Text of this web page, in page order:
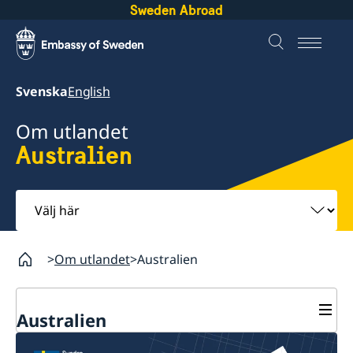
Sweden Abroad
SvenskaEnglish
Om utlandet
Australien
Välj
här
Om utlandet Australien
Australien